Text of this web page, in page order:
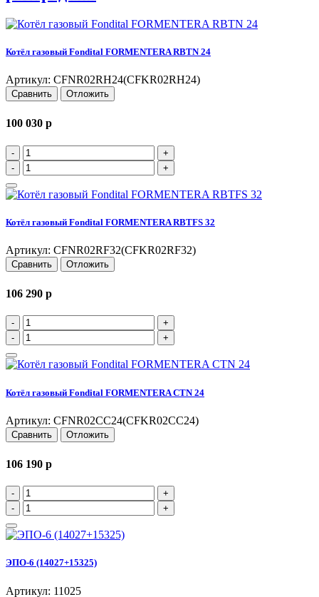
Котёл газовый Fondital FORMENTERA RBTN 24
Артикул: CFNR02RH24(CFKR02RH24)
Сравнить Отложить
100 030 p
-
+
-
+
Котёл газовый Fondital FORMENTERA RBTFS 32
Артикул: CFNR02RF32(CFKR02RF32)
Сравнить Отложить
106 290 p
-
+
-
+
Котёл газовый Fondital FORMENTERA CTN 24
Артикул: CFNR02CC24(CFKR02CC24)
Сравнить Отложить
106 190 p
-
+
-
+
ЭПО-6 (14027+15325)
Артикул: 11025